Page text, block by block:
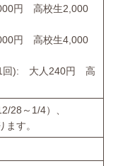
円 高校生2,000
円 高校生4,000
1回): 大人240円 高
28～1/4）、
す。